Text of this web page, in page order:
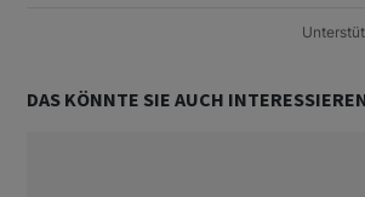
DAS KÖNNTE SIE AUCH